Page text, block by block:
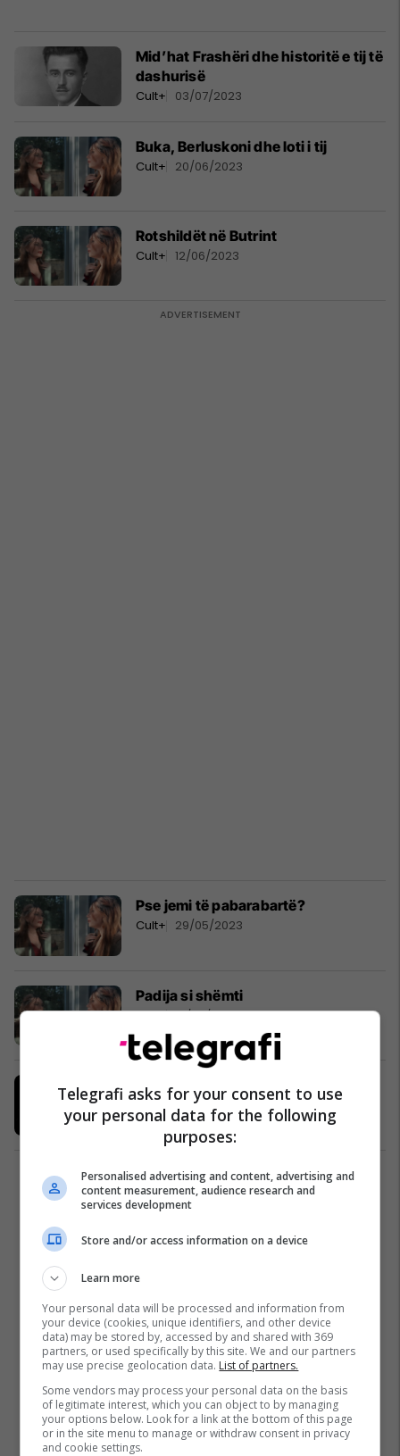
Mid’hat Frashëri dhe historitë e tij të
dashurisë
Cult+ 03/07/2023
Buka, Berluskoni dhe loti i tij
Cult+ 20/06/2023
Rotshildët në Butrint
Cult+ 12/06/2023
Pse jemi të pabarabartë?
Cult+ 29/05/2023
Padija si shëmti
Cult+ 01/05/2023
Erosi i Moravias
Cult+ 24/04/2023
1
Telegrafi asks for your consent to use
your personal data for the following
purposes:
Personalised advertising and content, advertising and
content measurement, audience research and
services development
Store and/or access information on a device
Learn more
Your personal data will be processed and information from
your device (cookies, unique identifiers, and other device
data) may be stored by, accessed by and shared with 369
partners, or used specifically by this site. We and our partners
may use precise geolocation data. List of partners.
Some vendors may process your personal data on the basis
of legitimate interest, which you can object to by managing
your options below. Look for a link at the bottom of this page
or in the site menu to manage or withdraw consent in privacy
and cookie settings.